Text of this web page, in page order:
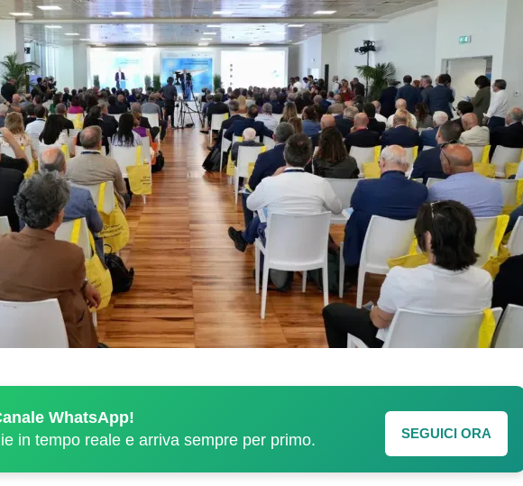
WhatsApp!
in tempo reale e arriva sempre per primo.
SEGUICI ORA